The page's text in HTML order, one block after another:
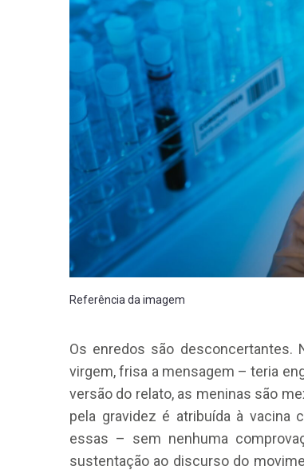
Referência da imagem
Os enredos são desconcertantes.
virgem, frisa a mensagem – teria
versão do relato, as meninas são
pela gravidez é atribuída à vacina
essas – sem nenhuma
sustentação ao discurso do